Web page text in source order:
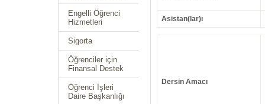
Engelli Öğrenci
Hizmetleri
Sigorta
Öğrenciler için
Finansal Destek
Öğrenci İşleri
Daire Başkanlığı
Asistan(lar)ı
Dersin Amacı